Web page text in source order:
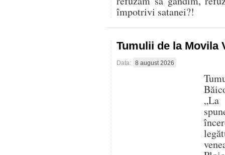
împotrivi satanei?!
Tumulii de la
Data: 8 august 2026